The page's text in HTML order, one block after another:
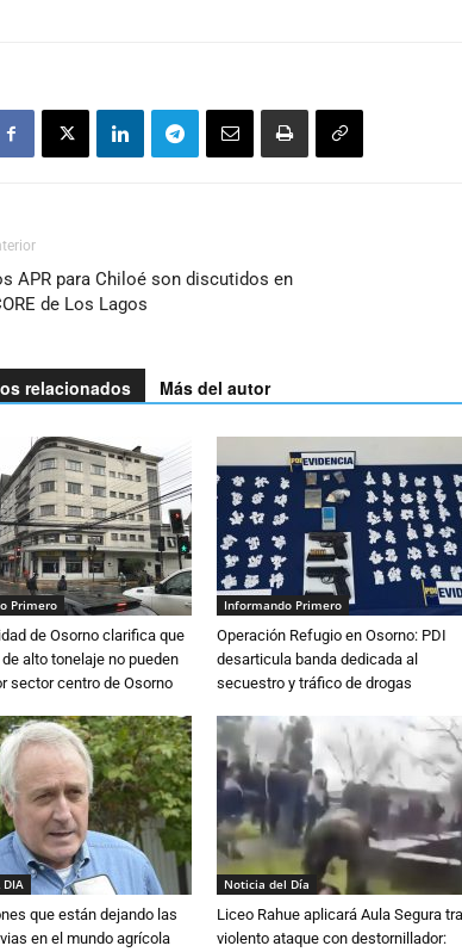
APR para Chiloé son discutidos en
de Los Lagos
relacionados Más del autor
Primero
de Osorno clarifica que
alto tonelaje no pueden
sector centro de Osorno
Informando Primero
Operación Refugio en Osorno: PDI
desarticula banda dedicada al
secuestro y tráfico de drogas
DIA
que están dejando las
en el mundo agrícola
Noticia del Día
Liceo Rahue aplicará Aula Segura
violento ataque con destornillador: